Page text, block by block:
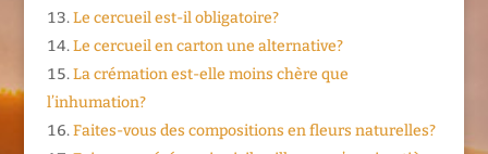
Le cercueil est-il obligatoire?
Le cercueil en carton une alternative?
La crémation est-elle moins chère que
l’inhumation?
Faites-vous des compositions en fleurs naturelles?